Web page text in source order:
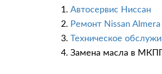
Автосервис Ниссан
Ремонт Nissan Almera
Техническое
Замена масла в